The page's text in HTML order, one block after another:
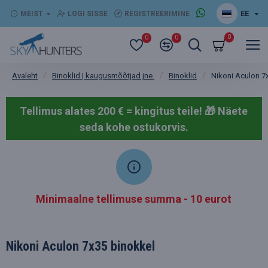
MEIST LOGI SISSE REGISTREERIMINE EE
0 0 0
Avaleht Binoklid | kaugusmõõtjad jne. Binoklid Nikoni Aculon
Tellimus alates 200 € = kingitus teile! 🎁 Näete
seda kohe ostukorvis.
Minimaalne tellimuse summa - 10 eurot
Nikoni Aculon 7x35 binokkel